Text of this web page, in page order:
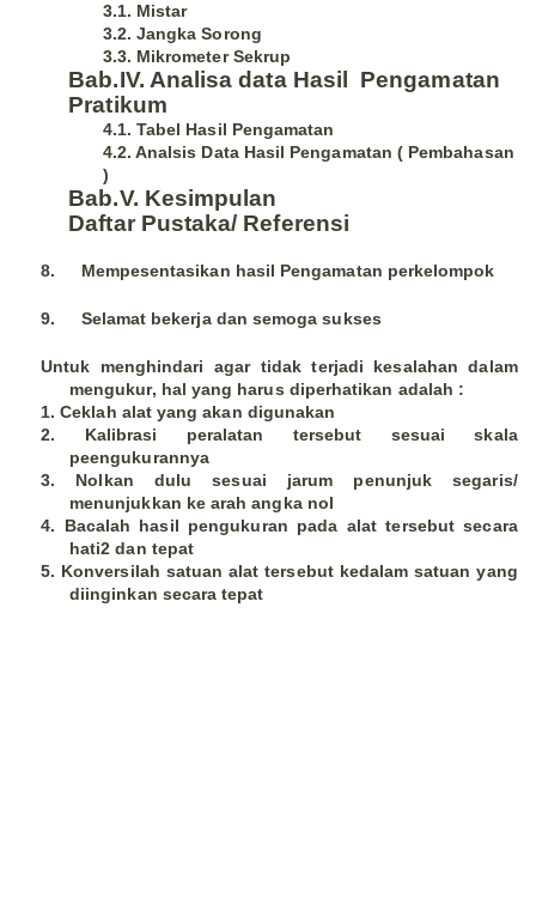
3.1. Mistar
3.2. Jangka Sorong
3.3. Mikrometer Sekrup
Bab.IV. Analisa data Hasil Pengamatan
Pratikum
4.1. Tabel Hasil Pengamatan
4.2. Analsis Data Hasil Pengamatan ( Pembahasan
)
Bab.V. Kesimpulan
Daftar Pustaka/ Referensi
8. Mempesentasikan hasil Pengamatan perkelompok
9. Selamat bekerja dan semoga sukses
Untuk menghindari agar tidak terjadi kesalahan dalam
mengukur, hal yang harus diperhatikan adalah :
1. Ceklah alat yang akan digunakan
2. Kalibrasi peralatan tersebut sesuai skala
peengukurannya
3. Nolkan dulu sesuai jarum penunjuk segaris/
menunjukkan ke arah angka nol
4. Bacalah hasil pengukuran pada alat tersebut secara
hati2 dan tepat
5. Konversilah satuan alat tersebut kedalam satuan yang
diinginkan secara tepat